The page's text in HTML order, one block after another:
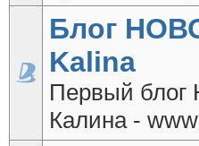
Блог
Kalina
Первый
Калина -